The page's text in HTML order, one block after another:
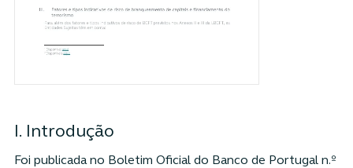
I. Introdução
Foi publicada no Boletim Oficial do Banco de Portugal n.º